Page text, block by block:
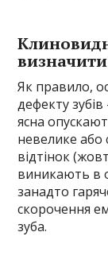
Як правило,
дефекту
ясна
невелике або
відтінок
виникають в
занадто
скорочення
зуба.